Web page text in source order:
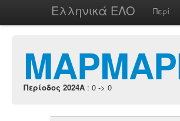
Ελληνικά ΕΛΟ Περί
Περίοδος 2024A : 0 -> 0